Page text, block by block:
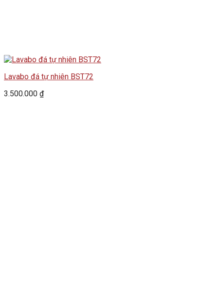
Lavabo đá tự nhiên BST72
3.500.000 ₫